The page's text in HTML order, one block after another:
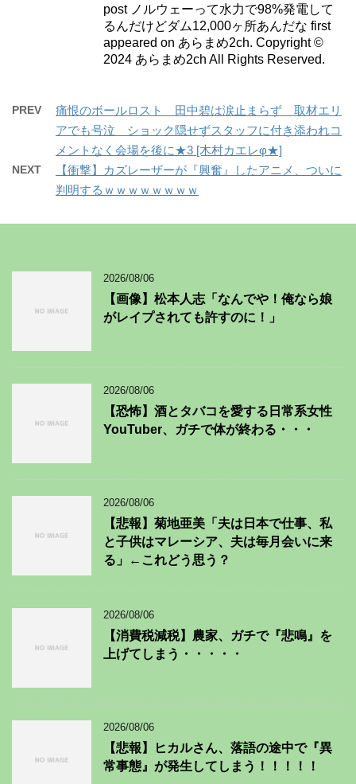
post ノルウェーって水力で98%発電して
るんだけどダム12,000ヶ所あんだな first
appeared on あらまめ2ch. Copyright ©
2024 あらまめ2ch All Rights Reserved.
PREV
痛恨のボールロスト 田中碧は涙止まらず 取材エリ
アでも号泣 ショック隠せずスタッフに付き添われコ
メントなく会場を後に★3 [木村カエレφ★]
NEXT
【衝撃】カズレーザーが『興奮』したアニメ、ついに
判明するｗｗｗｗｗｗｗｗ
2026/08/06
【画像】松本人志「なんでや！俺なら娘
がレイプされても許すのに！」
2026/08/06
【恐怖】酒とタバコを愛する日常系女性
YouTuber、ガチで体が終わる・・・
2026/08/06
【悲報】菊地亜美「夫は日本で仕事、私
と子供はマレーシア、夫は毎月会いに来
る」←これどう思う？
2026/08/06
【消費税減税】農家、ガチで『悲鳴』を
上げてしまう・・・・・
2026/08/06
【悲報】ヒカルさん、落語の途中で『異
常事態』が発生してしまう！！！！！